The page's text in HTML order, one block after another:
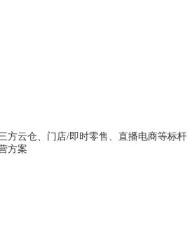
方云仓、门店/即时零售、直播电商等标杆
方案